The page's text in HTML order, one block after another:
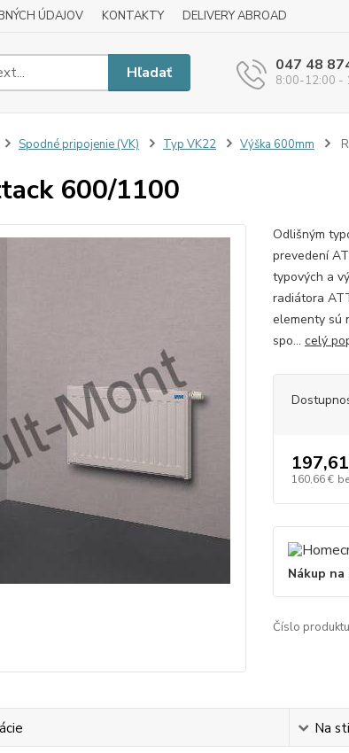
ÚDAJOV KONTAKTY DELIVERY ABROAD
Hľadať 047 48
8:00-12:00 -
Spodné pripojenie (VK) Typ VK22 Výška 600mm
600/1100
Odlišným
prevedení
typových a
radiátora
elementy sú
spo... celý
160,66 €
Nákup
Číslo
Na